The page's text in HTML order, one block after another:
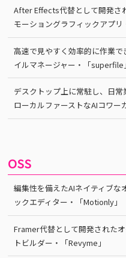
After Effects代替として開発さ
モーショングラフィックアプリ
高速で見やすく効率的に作業
イルマネージャー・「superfile」
デスクトップ上に常駐し、日
ローカルファーストなAIコワー
OSS
編集性を備えたAIネイティブな
ックエディター・「Motionly」
Framer代替として開発された
トビルダー・「Revyme」